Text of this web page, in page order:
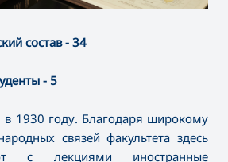
состав - 34
- 5
в 1930 году. Благодаря широкому
связей факультета здесь
с лекциями иностранные